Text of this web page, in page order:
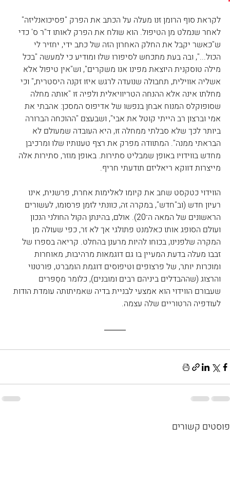
לקראת סוף הרומן זנו מעלה על הכתב את הפרק "פסיכואנליזה"
לאחר שנמלט מן הטיפול. הוא שולח את הפרק לאותו ד"ר ס' כדי
ש"כאשר יקבל את החלק האחרון הזה של כתב ידי, יחזיר לי
הכול...", ובה בעת מתכחש לסיפורו שלו ומודיע כי למעשה "בכל
מילה טוסקנית היוצאת מפינו אנו משקרים", וש"אין טיפול אלא
אשליה אווילית, תחבולה שנועדה לרגש איזו זקנה היסטרית," וכי
מחלתו אינה אלא ההנחה הטריוויאלית ולפיה זו "אותה מחלה
שסופוקלס המנוח אבחן בנפשו של אדיפוס המסכן: אהבתי את
אמי וברצון רב הייתי קוטל את אבי", ושבעצם "ההוכחה הברורה
ביותר לכך שלא סבלתי ממחלה זו, היא העובדה שמעולם לא
הבראתי ממנה". המתוודה מפרק את רצף טענותיו שלו ומרכיבן
מחדש בווידויו באופן שמבליט סתירות. באופן מוזר, סתירות אלה
מייצרות דווקא ריאליזם תודעתי חריף.
הווידוי כטקסט שחב את קיומו לאלימות אחרת, פרשנית, אינו
רעיון חדש (וב"חדש", במקרה זה, כוונתי לזמן פרסומו, לעשורים
הראשונים של המאה ה־20). אולם, בהינתן הקול החולני הנכון
ועולם הסופג אותו כאלמנט פתולגי אך לא זר, כפי שעולה מן
המקרה שלפנינו, בכוחו להיות מרענן בהחלט. קריאה בספרו של
זבבו מעלה בדעת המעיין בו גם דוגמאות מרהיבות, מאוחרות
ומוכרות יותר, של פרצופים וטיפוסים דוגמת הומברט, פורטנוי
והרצוג (שההבדלים ביניהם רבים ומובנים), כלומר מסַפּרים
שעבורם הווידוי הוא אמצעי לבניית בדיה שאמיתותה עומדת הודות
לעודפיה הרטוריים שלה עצמה.
פוסטים קשורים